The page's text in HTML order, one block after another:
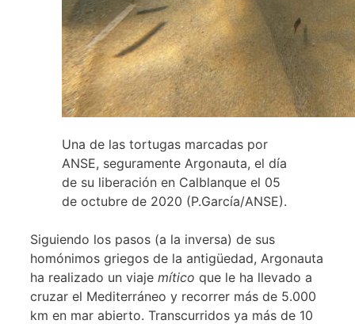
Una de las tortugas marcadas por
ANSE, seguramente Argonauta, el día
de su liberación en Calblanque el 05
de octubre de 2020 (P.García/ANSE).
Siguiendo los pasos (a la inversa) de sus
homónimos griegos de la antigüedad, Argonauta
ha realizado un viaje mítico que le ha llevado a
cruzar el Mediterráneo y recorrer más de 5.000
km en mar abierto. Transcurridos ya más de 10